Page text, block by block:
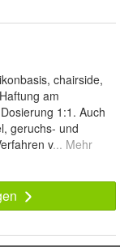
chairside,
am
1:1. Auch
geruchs- und
v... Mehr